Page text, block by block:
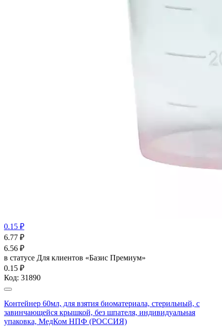
0.15 ₽
6.77 ₽
6.56 ₽
в статусе Для клиентов «Базис Премиум»
0.15 ₽
Код: 31890
Контейнер 60мл, для взятия биоматериала, стерильный, с
завинчающейся крышкой, без шпателя, индивидуальная
упаковка, МедКом НПФ (РОССИЯ)